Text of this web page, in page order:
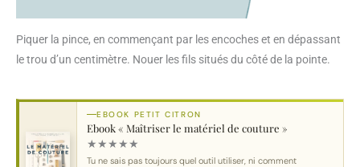
Piquer la pince, en commençant par les encoches et en dépassant
le trou d’un centimètre. Nouer les fils situés du côté de la pointe.
EBOOK PETIT CITRON
Ebook « Maîtriser le matériel de couture »
★★★★★
Tu ne sais pas toujours quel outil utiliser, ni comment